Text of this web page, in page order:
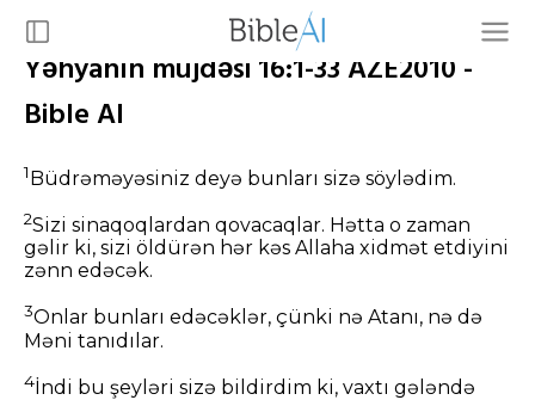
Yəhyanın müjdəsi 16:1-33 AZE2010 -
Bible AI
1Büdrəməyəsiniz deyə bunları sizə söylədim.
2Sizi sinaqoqlardan qovacaqlar. Hətta o zaman
gəlir ki, sizi öldürən hər kəs Allaha xidmət etdiyini
zənn edəcək.
3Onlar bunları edəcəklər, çünki nə Atanı, nə də
Məni tanıdılar.
4İndi bu şeyləri sizə bildirdim ki, vaxtı gələndə